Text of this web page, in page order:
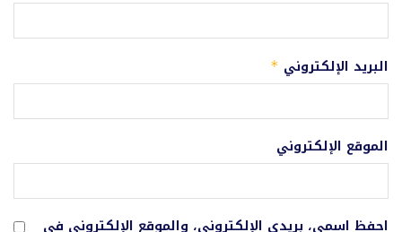
البريد الإلكتروني *
الموقع الإلكتروني
احفظ اسمي، بريدي الإلكتروني، والموقع الإلكتروني في